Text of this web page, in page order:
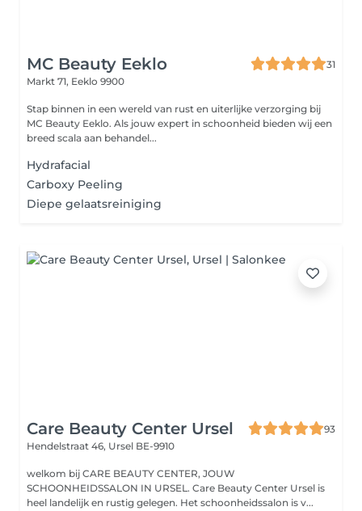
MC Beauty Eeklo
31
Markt 71, Eeklo 9900
Stap binnen in een wereld van rust en uiterlijke verzorging bij
MC Beauty Eeklo. Als jouw expert in schoonheid bieden wij een
breed scala aan behandel...
Hydrafacial
Carboxy Peeling
Diepe gelaatsreiniging
Care Beauty Center Ursel
93
Hendelstraat 46, Ursel BE-9910
welkom bij CARE BEAUTY CENTER, JOUW
SCHOONHEIDSSALON IN URSEL. Care Beauty Center Ursel is
heel landelijk en rustig gelegen. Het schoonheidssalon is v...